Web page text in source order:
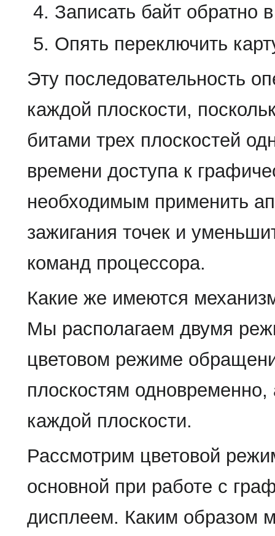
Записать байт обратно
Опять переключить
Эту последовательность
каждой плоскости,
битами трех плоскостей
времени доступа к
необходимым применить
зажигания точек и
команд процессора.
Какие же имеются
Мы располагаем двумя
цветовом режиме
плоскостям
каждой плоскости.
Рассмотрим цветовой
основной при работе с
дисплеем. Каким образом